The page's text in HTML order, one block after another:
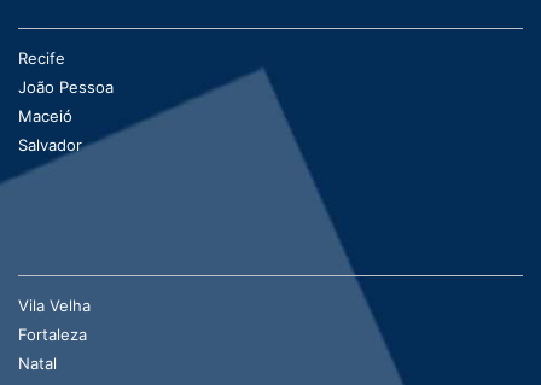
Recife
João Pessoa
Maceió
Salvador
Vila Velha
Fortaleza
Natal